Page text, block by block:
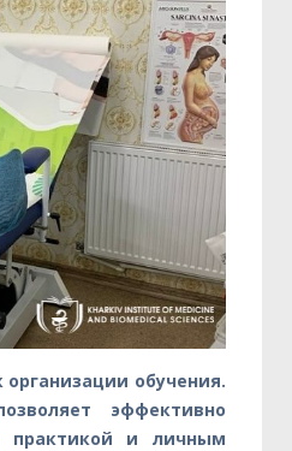
обучения.
эффективно
практикой и личным